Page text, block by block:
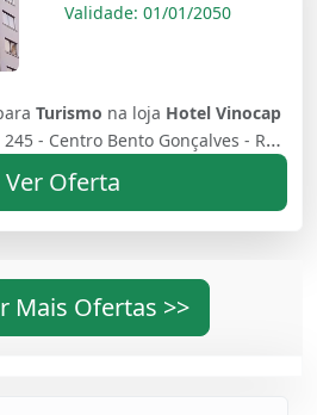
Validade: 01/01/2050
Turismo na loja Hotel Vinocap
R. Barão do Rio Branco, 245 - Centro Bento Gonçalves - RS Bento Goncalves Rio Grande do Sul Brasil - 95700120
Oferta
Mais Ofertas >>